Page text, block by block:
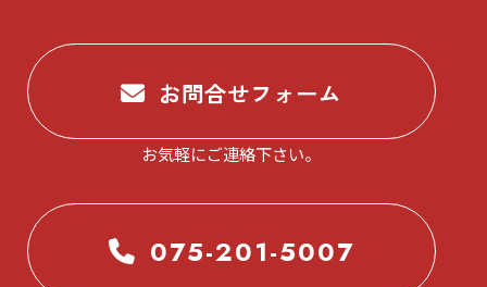
お問合せフォーム
お気軽にご連絡下さい。
075-201-5007